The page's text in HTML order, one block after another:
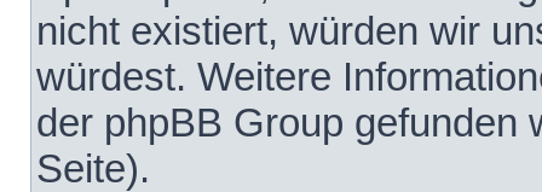
nicht existiert, würden wir
würdest. Weitere
der phpBB Group gefunden
Seite).